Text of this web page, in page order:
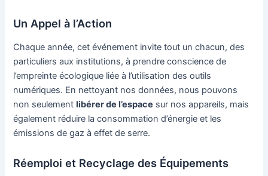
Un Appel à l’Action
Chaque année, cet événement invite tout un chacun, des
particuliers aux institutions, à prendre conscience de
l’empreinte écologique liée à l’utilisation des outils
numériques. En nettoyant nos données, nous pouvons
non seulementlibérer de l’espace sur nos appareils, mais
également réduire la consommation d’énergie et les
émissions de gaz à effet de serre.
Réemploi et Recyclage des Équipements